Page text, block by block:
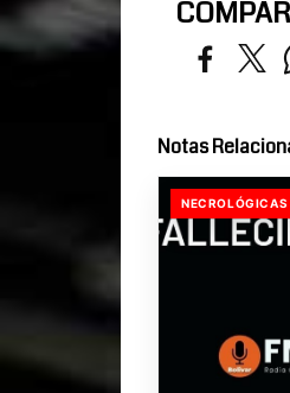
Notas
NECROLÓGICAS